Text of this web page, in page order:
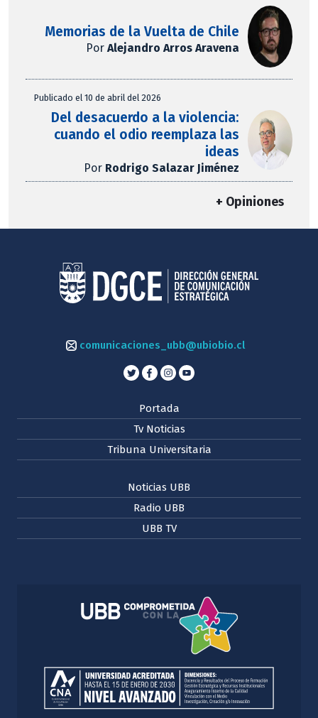
Memorias de la Vuelta de Chile
PorAlejandro Arros Aravena
Publicado el 10 de abril del 2026
Del desacuerdo a la violencia:
cuando el odio reemplaza las
ideas
Por Rodrigo Salazar Jiménez
+ Opiniones
comunicaciones_ubb@ubiobio.cl
Portada
Tv Noticias
Tribuna Universitaria
Noticias UBB
Radio UBB
UBB TV